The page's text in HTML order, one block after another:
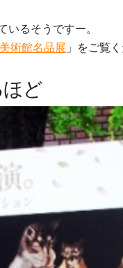
るそうですー。
術館名品展 」をご覧
ど